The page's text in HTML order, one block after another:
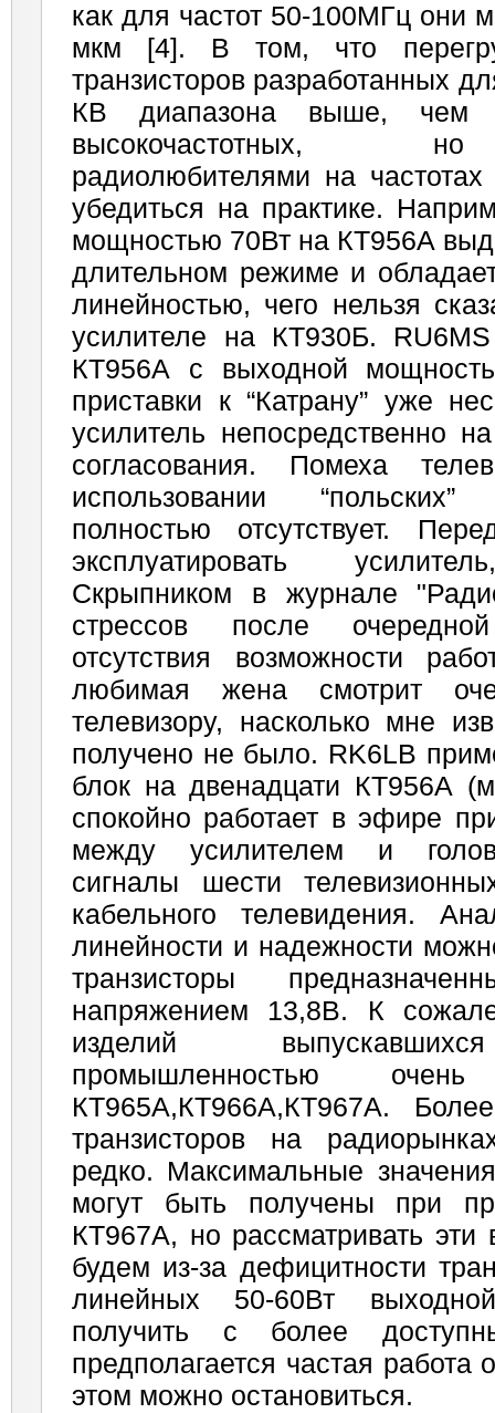
как для частот 50-100МГц они
мкм [4]. В том, что
транзисторов разработанных
КВ диапазона выше, чем
высокочастотных,
радиолюбителями на
убедиться на практике.
мощностью 70Вт на КТ956А
длительном режиме и
линейностью, чего нельзя
усилителе на КТ930Б.
КТ956А с выходной
приставки к “Катрану” уже
усилитель непосредственно
согласования. Помеха
использовании
полностью отсутствует.
эксплуатировать
Скрыпником в журнале
стрессов после
отсутствия возможности
любимая жена смотрит
телевизору, насколько мне
получено не было. RK6LB
блок на двенадцати КТ956А
спокойно работает в эфире
между усилителем и
сигналы шести
кабельного телевидения.
линейности и надежности
транзисторы
напряжением 13,8В. К
изделий
промышленностью
КТ965А,КТ966А,КТ967А.
транзисторов на
редко. Максимальные
могут быть получены при
КТ967А, но рассматривать
будем из-за дефицитности
линейных 50-60Вт
получить с более
предполагается частая работа
этом можно остановиться.